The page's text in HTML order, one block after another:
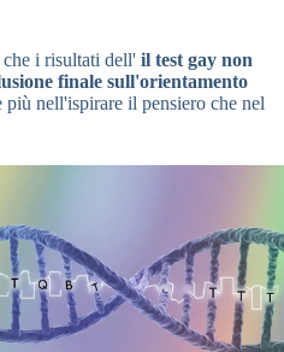
che i risultati dell' il test gay non
finale sull'orientamento
più nell'ispirare il pensiero che nel